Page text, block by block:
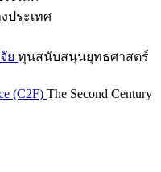
ประเทศ
ย ทุนสนับสนุนยุทธศาสตร์
(C2F) The Second Century